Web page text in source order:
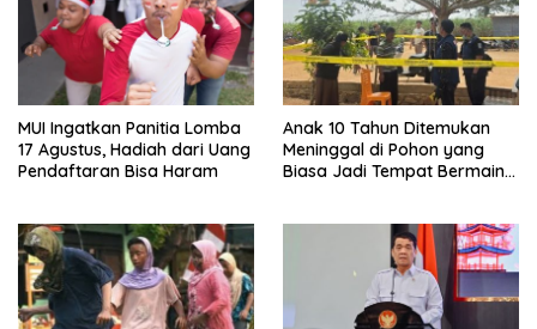
MUI Ingatkan Panitia Lomba
17 Agustus, Hadiah dari Uang
Pendaftaran Bisa Haram
Anak 10 Tahun Ditemukan
Meninggal di Pohon yang
Biasa Jadi Tempat Bermain